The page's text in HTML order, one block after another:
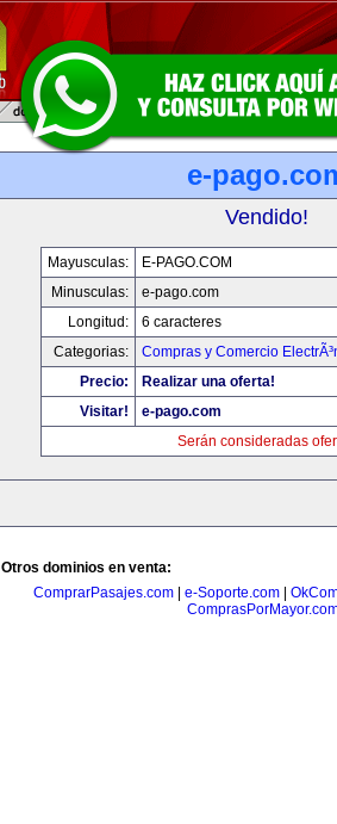
e-
Vendido!
Mayusculas:
E-PAGO.COM
Minusculas:
e-pago.com
Longitud:
6 caracteres
Categorias:
Compras y Comercio
Precio:
Realizar una oferta!
Visitar!
e-pago.com
Serán consideradas
Otros dominios en venta:
ComprarPasajes.com
e-Soporte.com